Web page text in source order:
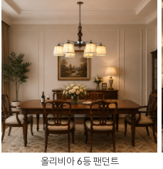
올리비아 6등 팬던트